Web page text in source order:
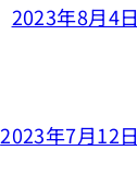
2023年8月4日
2023年7月12日